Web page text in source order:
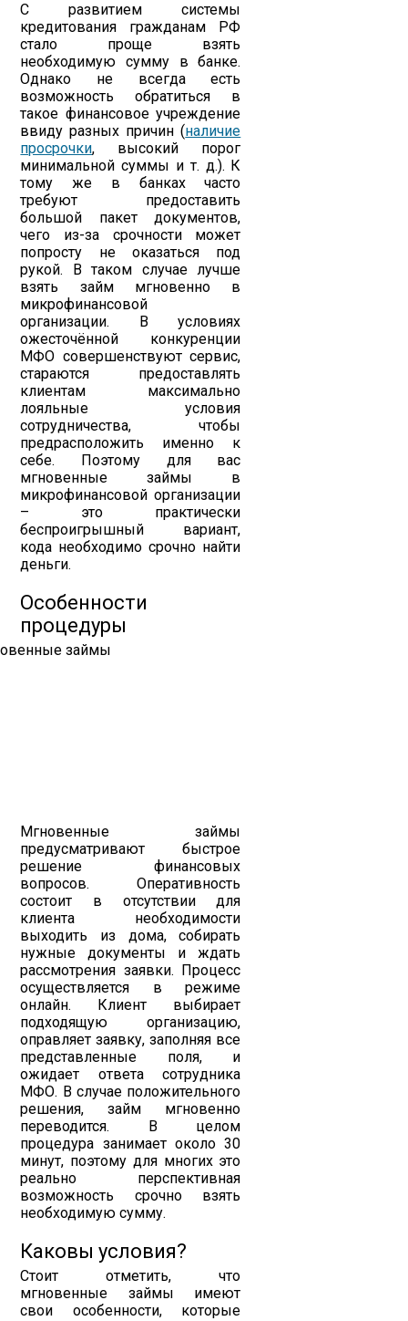
С развитием системы
кредитования гражданам РФ
стало проще взять
необходимую сумму в банке.
Однако не всегда есть
возможность обратиться в
такое финансовое учреждение
ввиду разных причин (наличие
просрочки, высокий порог
минимальной суммы и т. д.). К
тому же в банках часто
требуют предоставить
большой пакет документов,
чего из-за срочности может
попросту не оказаться под
рукой. В таком случае лучше
взять займ мгновенно в
микрофинансовой
организации. В условиях
ожесточённой конкуренции
МФО совершенствуют сервис,
стараются предоставлять
клиентам максимально
лояльные условия
сотрудничества, чтобы
предрасположить именно к
себе. Поэтому для вас
мгновенные займы в
микрофинансовой организации
– это практически
беспроигрышный вариант,
кода необходимо срочно найти
деньги.
Особенности
процедуры
Мгновенные займы
предусматривают быстрое
решение финансовых
вопросов. Оперативность
состоит в отсутствии для
клиента необходимости
выходить из дома, собирать
нужные документы и ждать
рассмотрения заявки. Процесс
осуществляется в режиме
онлайн. Клиент выбирает
подходящую организацию,
оправляет заявку, заполняя все
представленные поля, и
ожидает ответа сотрудника
МФО. В случае положительного
решения, займ мгновенно
переводится. В целом
процедура занимает около 30
минут, поэтому для многих это
реально перспективная
возможность срочно взять
необходимую сумму.
Каковы условия?
Стоит отметить, что
мгновенные займы имеют
свои особенности, которые